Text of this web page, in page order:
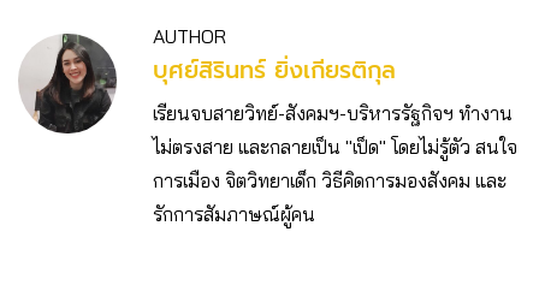
AUTHOR
บุศย์สิรินทร์ ยิ่งเกียรติกุล
เรียนจบสายวิทย์-สังคมฯ-บริหารรัฐกิจฯ ทำงาน
ไม่ตรงสาย และกลายเป็น "เป็ด" โดยไม่รู้ตัว สนใจ
การเมือง จิตวิทยาเด็ก วิธีคิดการมองสังคม และ
รักการสัมภาษณ์ผู้คน